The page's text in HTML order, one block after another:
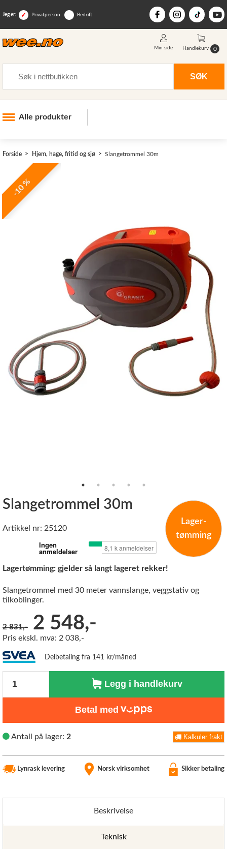
Jeg er: Privatperson Bedrift
SØK
Min side Handlekurv 0
Alle produkter
Landbruksutstyr
Hjem, hage, fritid og sjø
Vinter og snøutstyr
Leasing
Forside Hjem, hage, fritid og sjø Slangetrommel 30m
-10 %
Slangetrommel 30m
Lager-
tømming
Artikkel nr: 25120
Lagertømming: gjelder så langt lageret rekker!
Slangetrommel med 30 meter vannslange, veggstativ og
tilkoblinger.
2 831,-
2 548,-
Pris ekskl. mva: 2 038,-
Delbetaling fra 141 kr/måned
Legg i handlekurv
Betal med
Antall på lager: 2 Kalkuler frakt
Lynrask levering Norsk virksomhet Sikker betaling
Beskrivelse
Teknisk